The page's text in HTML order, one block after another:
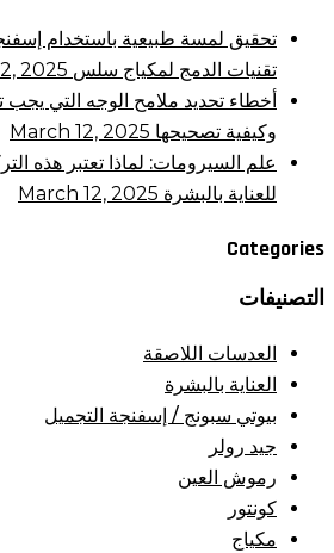
تحقيق لمسة طبيعية باستخدام
تقنيات الدمج لمكياج سلس 2025
أخطاء تحديد ملامح الوجه التي يجب
وكيفية تصحيحها March 12, 2025
علم السيرومات: لماذا تعتبر هذه
للعناية بالبشرة March 12, 2025
Categories
التصنيفات
العدسات اللاصقة
العناية بالبشرة
بيوتي سبونج / إسفنجة التجميل
جيد رولر
رموش العين
كونتور
مكياج